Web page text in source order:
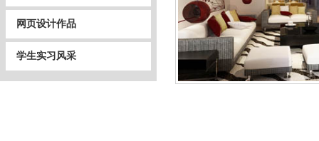
网页设计作品
学生实习风采